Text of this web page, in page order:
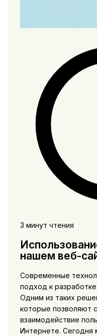
3 минут чтения
нашем веб-
Современные
подход к
Одним из таких
которые позволяют
взаимодействие
Интернете. Сегодня